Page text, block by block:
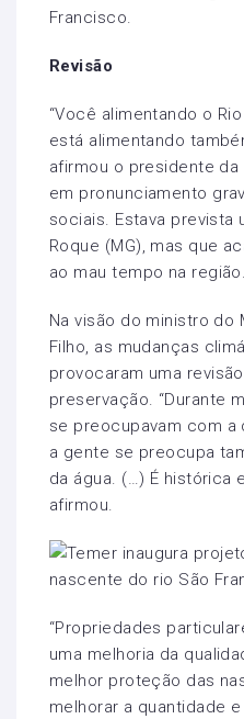
Francisco.
Revisão
“Você alimentando o
está alimentando
afirmou o presidente da
em pronunciamento
sociais. Estava prevista
Roque (MG), mas que
ao mau tempo na região.
Na visão do ministro do
Filho, as mudanças
provocaram uma
preservação. “Durante
se preocupavam com a
a gente se preocupa
da água. (…) É histórica
afirmou.
“Propriedades
uma melhoria da
melhor proteção das
melhorar a quantidade